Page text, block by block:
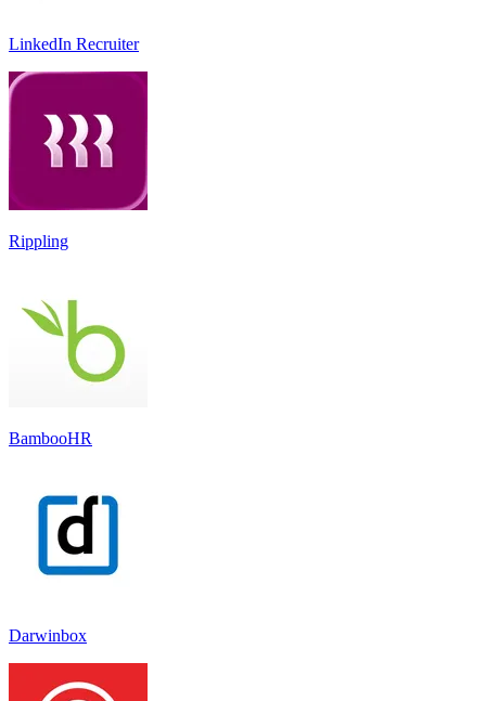
LinkedIn Recruiter
Rippling
BambooHR
Darwinbox